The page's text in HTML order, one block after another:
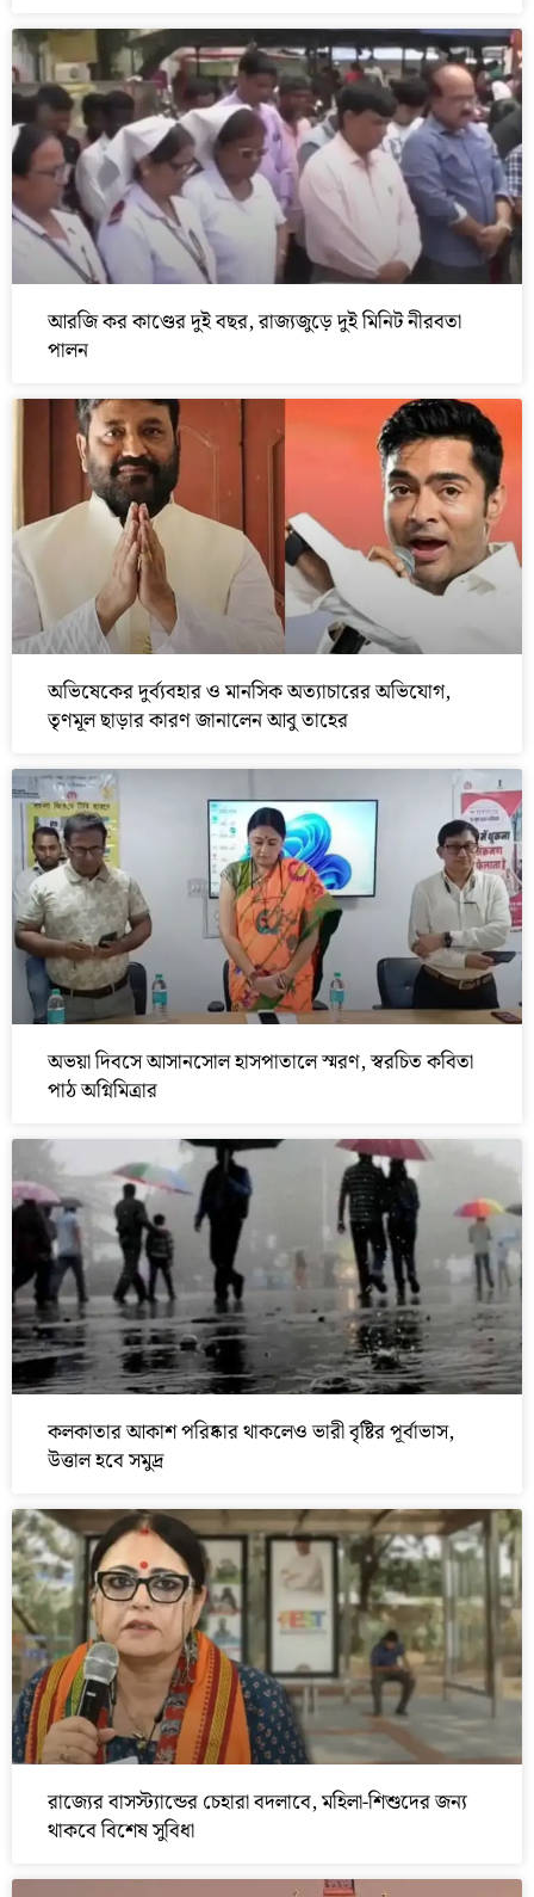
আরজি কর কাণ্ডের দুই বছর, রাজ্যজুড়ে দুই মিনিট নীরবতা
পালন
অভিষেকের দুর্ব্যবহার ও মানসিক অত্যাচারের অভিযোগ,
তৃণমূল ছাড়ার কারণ জানালেন আবু তাহের
অভয়া দিবসে আসানসোল হাসপাতালে স্মরণ, স্বরচিত কবিতা
পাঠ অগ্নিমিত্রার
কলকাতার আকাশ পরিষ্কার থাকলেও ভারী বৃষ্টির পূর্বাভাস,
উত্তাল হবে সমুদ্র
রাজ্যের বাসস্ট্যান্ডের চেহারা বদলাবে, মহিলা-শিশুদের জন্য
থাকবে বিশেষ সুবিধা